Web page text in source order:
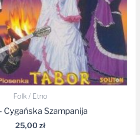
Folk / Etno
Cygańska Szampanija
25,00 zł